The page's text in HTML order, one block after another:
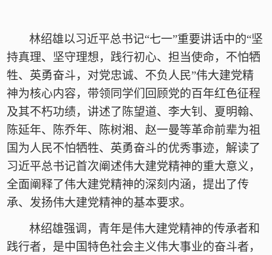
林绍雄以习近平总书记“七一”重要讲话中的“坚
持真理、坚守理想，践行初心、担当使命，不怕牺
牲、英勇奋斗，对党忠诚、不负人民”伟大建党精
神为核心内容，带领同学们回顾党的百年红色征程
及其不朽功绩，讲述了陈望道、李大钊、夏明翰、
陈延年、陈乔年、陈树湘、赵一曼等革命前辈为祖
国为人民不怕牺牲、英勇奋斗的优秀事迹，解读了
习近平总书记首次阐述伟大建党精神的重大意义，
全面阐释了伟大建党精神的深刻内涵，提出了传
承、发扬伟大建党精神的基本要求。
林绍雄强调，青年是伟大建党精神的传承者和
践行者，是中国特色社会主义伟大事业的奋斗者，